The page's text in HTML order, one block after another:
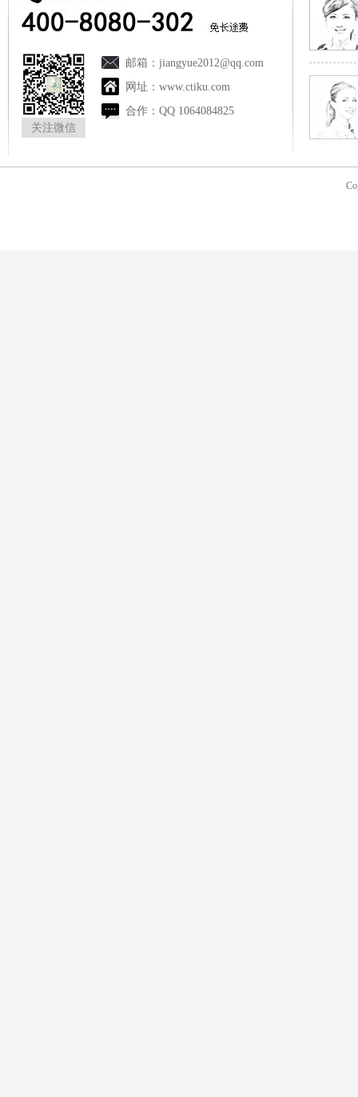
关注微信
邮箱： jiangyue2012@qq.com
网址： www.ctiku.com
合作： QQ 1064084825